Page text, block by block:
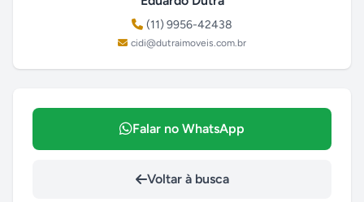
(11) 9956-42438
cidi@dutraimoveis.com.br
Falar no WhatsApp
Voltar à busca